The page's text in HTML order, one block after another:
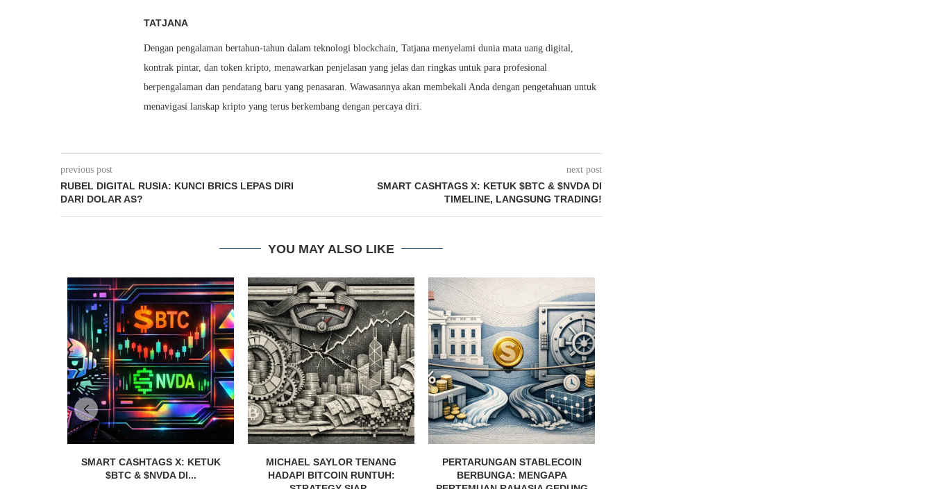
TATJANA
Dengan pengalaman bertahun-tahun dalam teknologi blockchain, Tatjana menyelami dunia mata uang digital,
kontrak pintar, dan token kripto, menawarkan penjelasan yang jelas dan ringkas untuk para profesional
berpengalaman dan pendatang baru yang penasaran. Wawasannya akan membekali Anda dengan pengetahuan untuk
menavigasi lanskap kripto yang terus berkembang dengan percaya diri.
previous post
RUBEL DIGITAL RUSIA: KUNCI BRICS LEPAS DIRI
DARI DOLAR AS?
next post
SMART CASHTAGS X: KETUK $BTC & $NVDA DI
TIMELINE, LANGSUNG TRADING!
YOU MAY ALSO LIKE
SMART CASHTAGS X: KETUK
$BTC & $NVDA DI...
MICHAEL SAYLOR TENANG
HADAPI BITCOIN RUNTUH:
PERTARUNGAN STABLECOIN
BERBUNGA: MENGAPA